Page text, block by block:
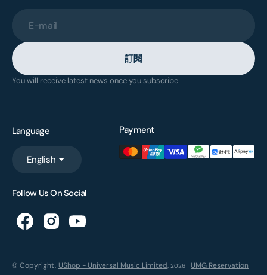
E-mail
訂閱
You will receive latest news once you subscribe
Language
English
Payment
Follow Us On Social
© Copyright, UShop - Universal Music Limited, 2026
UMG Reservation